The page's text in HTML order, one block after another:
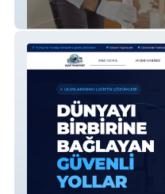
Rota26 taşımacılık